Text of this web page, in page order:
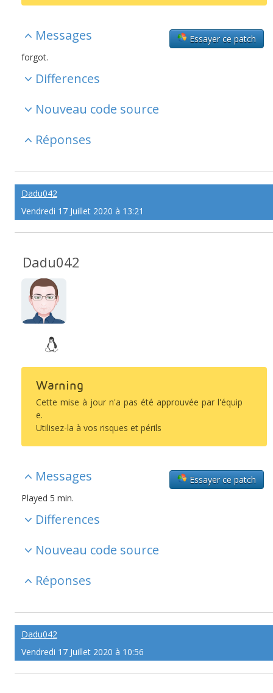
Essayer ce patch
Messages
forgot.
Differences
Nouveau code source
Réponses
Dadu042
Vendredi 17 Juillet 2020 à 13:21
Dadu042
Warning
Cette mise à jour n'a pas été approuvée par l'équip
e.
Utilisez-la à vos risques et périls
Essayer ce patch
Messages
Played 5 min.
Differences
Nouveau code source
Réponses
Dadu042
Vendredi 17 Juillet 2020 à 10:56